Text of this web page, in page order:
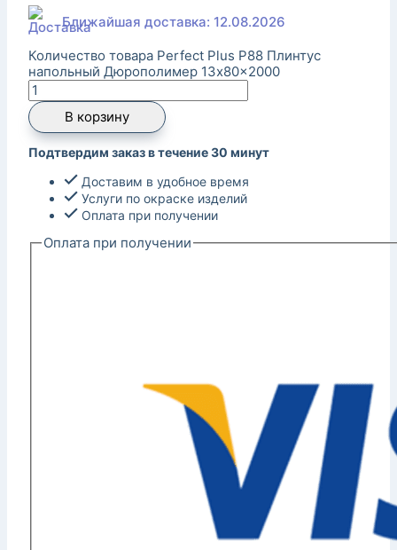
Ближайшая доставка: 12.08.2026
Количество товара Perfect Plus P88 Плинтус
напольный Дюрополимер 13x80x2000
В корзину
Подтвердим заказ в течение 30 минут
Доставим в удобное время
Услуги по окраске изделий
Оплата при получении
Оплата при получении